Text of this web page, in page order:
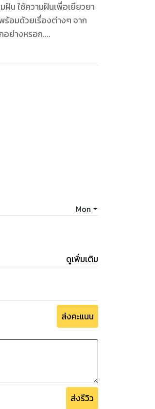
ฝัน ใช้ความฝันเพื่อเยียวยา
ร้อมด้วยเรื่องต่างๆ จาก
อย่างหรอก....
Mon
ดูเพิ่มเติม
ส่งคะแนน
ส่งรีวิว